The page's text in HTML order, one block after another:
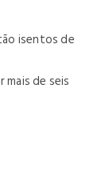
isentos de
de seis